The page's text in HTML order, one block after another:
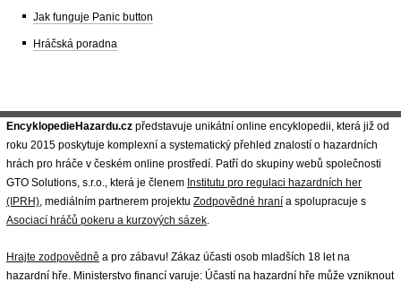
Jak funguje Panic button
Hráčská poradna
EncyklopedieHazardu.cz představuje unikátní online encyklopedii, která již od
roku 2015 poskytuje komplexní a systematický přehled znalostí o hazardních
hrách pro hráče v českém online prostředí. Patří do skupiny webů společnosti
GTO Solutions, s.r.o., která je členem Institutu pro regulaci hazardních her
(IPRH), mediálním partnerem projektu Zodpovědné hraní a spolupracuje s
Asociací hráčů pokeru a kurzových sázek.
Hrajte zodpovědně a pro zábavu! Zákaz účasti osob mladších 18 let na
hazardní hře. Ministerstvo financí varuje: Účastí na hazardní hře může vzniknout